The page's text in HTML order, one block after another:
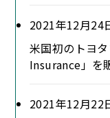
2021年12月24
米国初のトヨ
Insurance」を
2021年12月22